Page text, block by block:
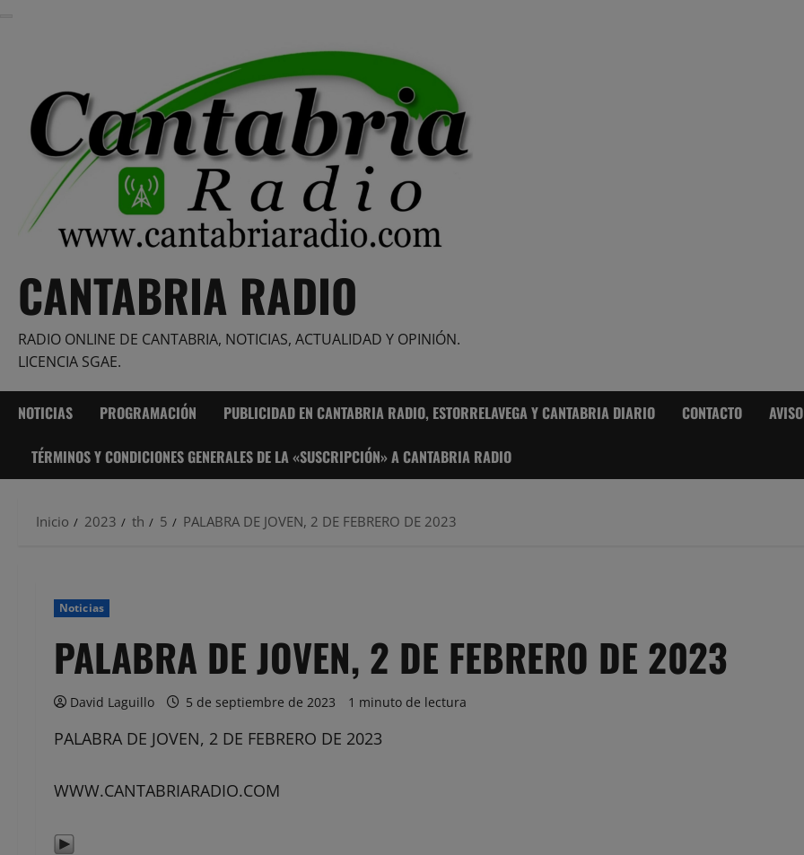
CANTABRIA RADIO
RADIO ONLINE DE CANTABRIA, NOTICIAS, ACTUALIDAD Y OPINIÓN.
LICENCIA SGAE.
NOTICIAS PROGRAMACIÓN PUBLICIDAD EN CANTABRIA RADIO, ESTORRELAVEGA Y CANTABRIA DIARIO CONTACTO
TÉRMINOS Y CONDICIONES GENERALES DE LA «SUSCRIPCIÓN» A CANTABRIA RADIO
Inicio 2023 th 5 PALABRA DE JOVEN, 2 DE FEBRERO DE 2023
Noticias
PALABRA DE JOVEN, 2 DE FEBRERO DE 2023
David Laguillo 5 de septiembre de 2023 1 minuto de lectura
PALABRA DE JOVEN, 2 DE FEBRERO DE 2023
WWW.CANTABRIARADIO.COM